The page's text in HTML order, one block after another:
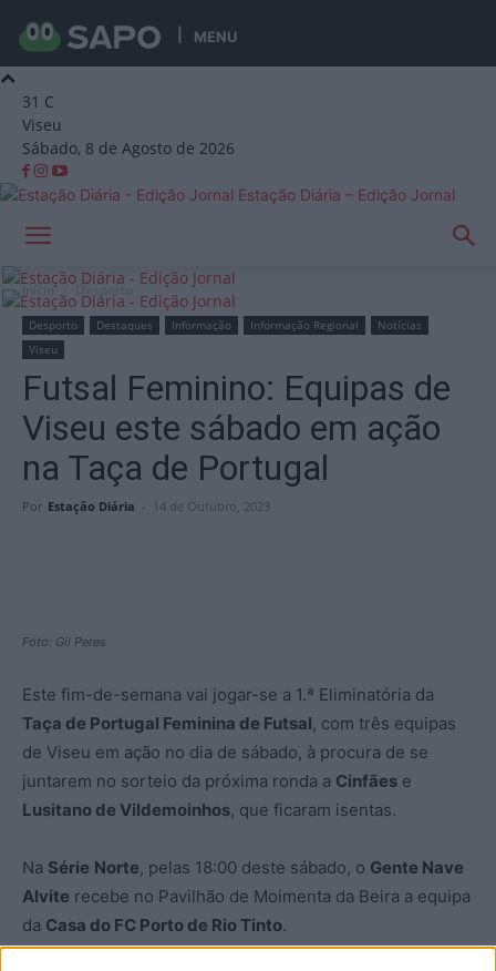
MENU
31 C
Viseu
Sábado, 8 de Agosto de 2026
Estação Diária – Edição Jornal
Início Desporto
Desporto Destaques Informação Informação Regional
Notícias
Viseu
Futsal Feminino: Equipas de
Viseu este sábado em ação
na Taça de Portugal
Por Estação Diária - 14 de Outubro, 2023
Foto: Gil Peres
Este fim-de-semana vai jogar-se a 1.ª Eliminatória da
Taça de Portugal Feminina de Futsal, com três equipas
de Viseu em ação no dia de sábado, à procura de se
juntarem no sorteio da próxima ronda a Cinfães e
Lusitano de Vildemoinhos, que ficaram isentas.
Na Série Norte, pelas 18:00 deste sábado, o Gente Nave
Alvite recebe no Pavilhão de Moimenta da Beira a equipa
da Casa do FC Porto de Rio Tinto.